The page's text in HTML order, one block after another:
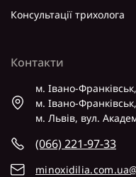
Консультації трихолога
Контакти
м. Івано-
м. Івано-
м. Львів, вул.
(066) 221-97-33